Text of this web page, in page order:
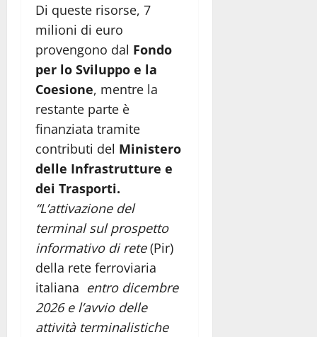
Di queste risorse, 7
milioni di euro
provengono dal Fondo
per lo Sviluppo e la
Coesione, mentre la
restante parte è
finanziata tramite
contributi del Ministero
delle Infrastrutture e
dei Trasporti.
“L’attivazione del
terminal sul prospetto
informativo di rete(Pir)
della rete ferroviaria
italiana entro dicembre
2026 e l’avvio delle
attività terminalistiche